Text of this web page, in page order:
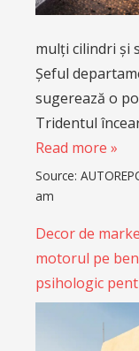
mulți cilindri și
Șeful
sugerează o
Tridentul
Read more »
Source:
am
Decor de
motorul pe
psihologic